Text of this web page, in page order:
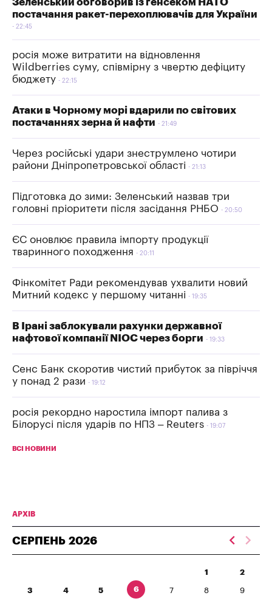
постачання ракет-перехоплювачів для України
22:45
росія може витратити на відновлення
Wildberries суму, співмірну з чвертю дефіциту
бюджету
22:15
Атаки в Чорному морі вдарили по світових
постачаннях зерна й нафти
21:49
Через російські удари знеструмлено чотири
райони Дніпропетровської області
21:13
Підготовка до зими: Зеленський назвав три
головні пріоритети після засідання РНБО
20:50
ЄС оновлює правила імпорту продукції
тваринного походження
20:11
Фінкомітет Ради рекомендував ухвалити новий
Митний кодекс у першому читанні
19:35
В Ірані заблокували рахунки державної
нафтової компанії NIOC через борги
19:33
Сенс Банк скоротив чистий прибуток за півріччя
у понад 2 рази
19:12
росія рекордно наростила імпорт палива з
Білорусі після ударів по НПЗ – Reuters
19:07
ВСІ НОВИНИ
АРХІВ
СЕРПЕНЬ 2026
1 2
3 4 5 6 7 8 9